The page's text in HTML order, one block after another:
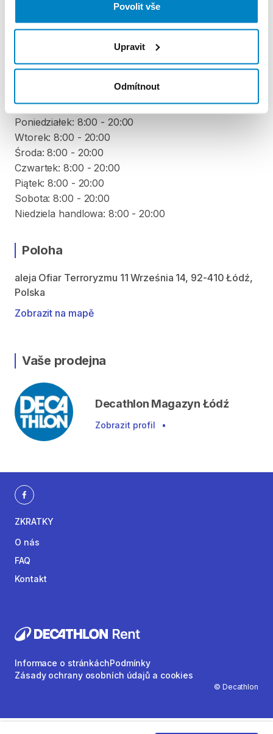
Povolit vše
Upravit
Odmítnout
ZÁLOHA A SLEVA Z PŮJČKY
Poniedziałek: 8:00 - 20:00
Wtorek: 8:00 - 20:00
Środa: 8:00 - 20:00
Czwartek: 8:00 - 20:00
Piątek: 8:00 - 20:00
Sobota: 8:00 - 20:00
Niedziela handlowa: 8:00 - 20:00
Poloha
aleja Ofiar Terroryzmu 11 Września 14, 92-410 Łódź,
Polska
Zobrazit na mapě
Vaše prodejna
Decathlon Magazyn Łódź
Zobrazit profil •
ZKRATKY
O nás
FAQ
Kontakt
© Decathlon
Informace o stránkáchPodmínky
Zásady ochrany osobních údajů a cookies